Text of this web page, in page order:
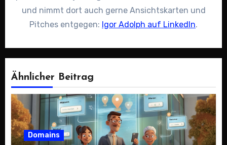
und nimmt dort auch gerne Ansichtskarten und
Pitches entgegen: Igor Adolph auf LinkedIn.
Ähnlicher Beitrag
Domains